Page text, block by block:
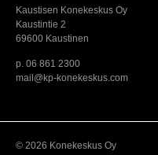
Kaustisen Konekeskus Oy
Kaustintie 2
69600 Kaustinen
p. 06 861 2300
mail@kp-konekeskus.com
© 2026 Konekeskus Oy